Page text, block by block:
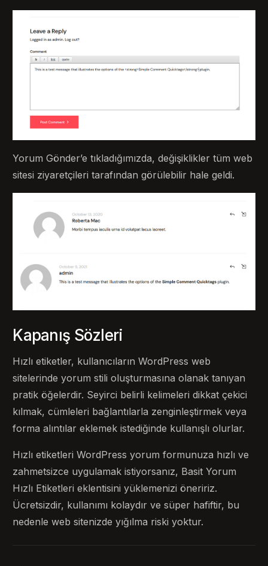
Yorum Gönder’e tıkladığımızda, değişiklikler tüm web
sitesi ziyaretçileri tarafından görülebilir hale geldi.
Kapanış Sözleri
Hızlı etiketler, kullanıcıların WordPress web
sitelerinde yorum stili oluşturmasına olanak tanıyan
pratik öğelerdir. Seyirci belirli kelimeleri dikkat çekici
kılmak, cümleleri bağlantılarla zenginleştirmek veya
forma alıntılar eklemek istediğinde kullanışlı olurlar.
Hızlı etiketleri WordPress yorum formunuza hızlı ve
zahmetsizce uygulamak istiyorsanız, Basit Yorum
Hızlı Etiketleri eklentisini yüklemenizi öneririz.
Ücretsizdir, kullanımı kolaydır ve süper hafiftir, bu
nedenle web sitenizde yığılma riski yoktur.